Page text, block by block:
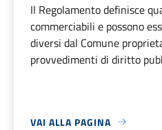
Il Regolamento definisce
commerciabili e possono
diversi dal Comune
provvedimenti di diritto
VAI ALLA PAGINA